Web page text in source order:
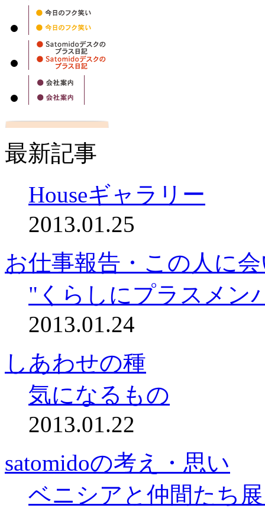
最新記事
Houseギャラリー
2013.01.25
お仕事報告・この人に
"くらしにプラスメン
2013.01.24
しあわせの種
気になるもの
2013.01.22
satomidoの考え・思い
ベニシアと仲間たち